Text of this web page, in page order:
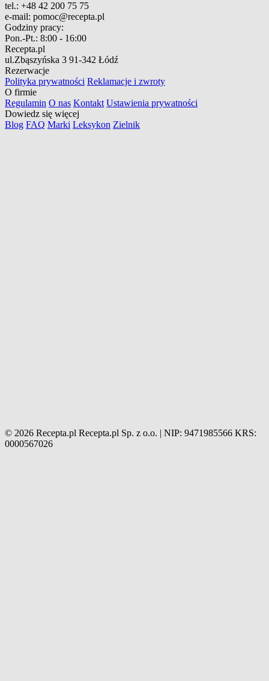
tel.: +48 42 200 75 75
e-mail: pomoc@recepta.pl
Godziny pracy:
Pon.-Pt.: 8:00 - 16:00
Recepta.pl
ul.Zbąszyńska 3 91-342 Łódź
Rezerwacje
Polityka prywatności Reklamacje i zwroty
O firmie
Regulamin O nas Kontakt Ustawienia prywatności
Dowiedz się więcej
Blog FAQ Marki Leksykon Zielnik
© 2026 Recepta.pl Recepta.pl Sp. z o.o. | NIP: 9471985566 KRS:
0000567026